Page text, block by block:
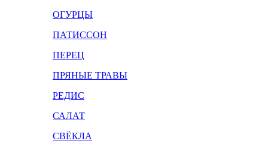
ОГУРЦЫ
ПАТИССОН
ПЕРЕЦ
ПРЯНЫЕ ТРАВЫ
РЕДИС
САЛАТ
СВЁКЛА